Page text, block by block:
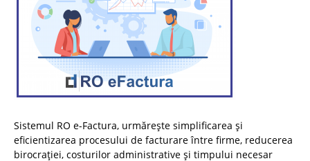
Sistemul RO e-Factura, urmărește simplificarea și
eficientizarea procesului de facturare între firme, reducerea
birocrației, costurilor administrative și timpului necesar